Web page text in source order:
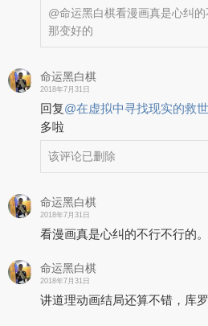
@命运黑白棋看漫画真是心纠
那变好的
命运黑白棋
2018年7月31日
回复@在虚拟中寻找现实的救
多啦
该评论已删除
命运黑白棋
2018年7月31日
看漫画真是心纠的不行不行的
命运黑白棋
2018年7月31日
讲道理动画结局还算不错，库